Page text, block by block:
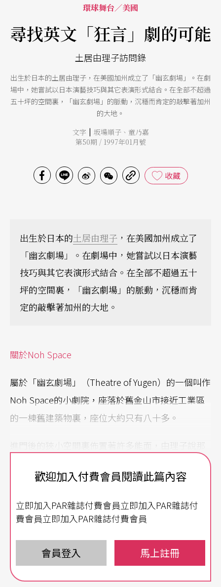
環球舞台／美國
尋找英文「狂言」劇的可能
土居由理子訪問錄
出生於日本的土居由理子，在美國加州成立了「幽玄劇場」。在劇
場中，她嘗試以日本演藝技巧與其它表演形式結合。在全部不超過
五十坪的空間裏，「幽玄劇場」的脈動，沉穩而肯定的敲擊著加州
的大地。
文字 | 坂場順子、 童乃嘉
第50期 / 1997年01月號
收藏
出生於日本的土居由理子 ，在美國加州成立了
「幽玄劇場」。在劇場中，她嘗試以日本演藝
技巧與其它表演形式結合。在全部不超過五十
坪的空間裏，「幽玄劇場」的脈動，沉穩而肯
定的敲擊著加州的大地。
關於Noh Space
屬於「幽玄劇場」（Theatre of Yugen）的一個叫作
Noh Space的小劇院，座落於舊金山市接近工業區
的一棟舊建築物裏，座位大約只有八十多。
進門後的狹小空間裏佈置著許多能面，由理子說那
跨過這個作用類似大廳的空間後，左上方經由木格
梯可以爬上「辦公室」，辦公室正下方是用黑布簾
與「大廳」隔開的更衣室兼茶水間，穿過更衣室是
在全部不超過五十坪的空間裏，「幽玄劇場」的脈
動，沉穩而肯定的敲擊著加州的大地。
歡迎加入付費會員閱讀此篇內容
立即加入PAR雜誌付費會員立即加入PAR雜誌付
費會員立即加入PAR雜誌付費會員
會員登入 馬上註冊